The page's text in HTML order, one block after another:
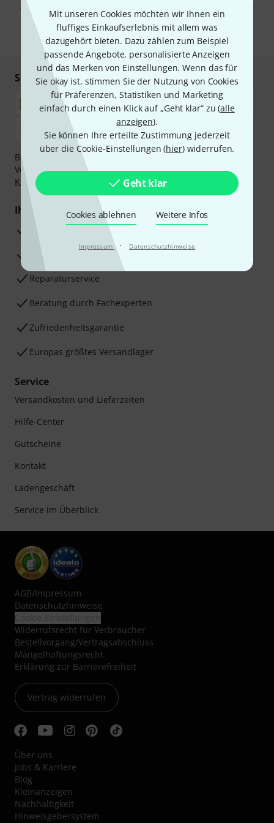
Mit unseren Cookies möchten wir Ihnen ein
fluffiges Einkaufserlebnis mit allem was
dazugehört bieten. Dazu zählen zum Beispiel
passende Angebote, personalisierte Anzeigen
und das Merken von Einstellungen. Wenn das für
Sie okay ist, stimmen Sie der Nutzung von Cookies
für Präferenzen, Statistiken und Marketing
einfach durch einen Klick auf „Geht klar“ zu (alle
anzeigen).
Sie können Ihre erteilte Zustimmung jederzeit
über die Cookie-Einstellungen (hier) widerrufen.
Geht klar
Cookies ablehnen Weitere Infos
Impressum · Datenschutzhinweise
Abmeldung ist jederzeit möglich. Weitere Informationen finden Sie in
unserenDatenschutzhinweisen.
* Pflichtfeld
Sicher einkaufen & bezahlen
Bezahlen Sie vertraulich und sicher per Nachnahme,
Vorkasse, PayPal, Amazon Pay,Klarna Sofort bezahlen
Klarna Ratenzahlung
oder Kreditkarte.
Ihre Vorteile
3 Jahre Thomann Garantie
30 Tage Money-Back-Garantie
Reparaturservice
Beratung durch Fachexperten
Zufriedenheitsgarantie
Europas größtes Versandlager
Service
Versandkosten und Lieferzeiten
Hilfe-Center
Gutscheine
Kontakt
Ladengeschäft
Service im Überblick
AGB/Impressum
Datenschutzhinweise
Widerrufsrecht für Verbraucher
Bestellvorgang/Vertragsabschluss
Mängelhaftungsrecht
Erklärung zur Barrierefreiheit
Vertrag widerrufen
Über uns
Jobs & Karriere
Blog
Kleinanzeigen
Nachhaltigkeit
Hinweisgebersystem